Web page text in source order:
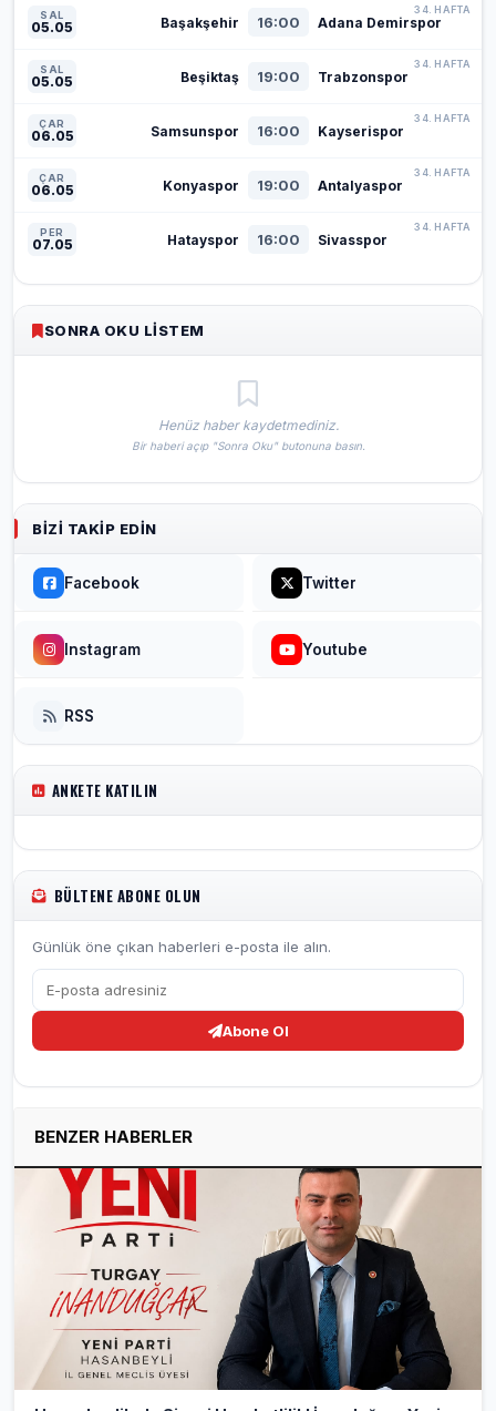
SAL
05.05 Başakşehir 16:00 Adana Demirspor
34. HAFTA
SAL
05.05 Beşiktaş 19:00 Trabzonspor
34. HAFTA
ÇAR
06.05 Samsunspor 16:00 Kayserispor
34. HAFTA
ÇAR
06.05 Konyaspor 19:00 Antalyaspor
34. HAFTA
PER
07.05 Hatayspor 16:00 Sivasspor
34. HAFTA
SONRA OKU LISTEM
Henüz haber kaydetmediniz.
Bir haberi açıp "Sonra Oku" butonuna basın.
BIZI TAKIP EDIN
Facebook Twitter
Instagram Youtube
RSS
ANKETE KATILIN
BÜLTENE ABONE OLUN
Günlük öne çıkan haberleri e-posta ile alın.
Abone Ol
BENZER HABERLER